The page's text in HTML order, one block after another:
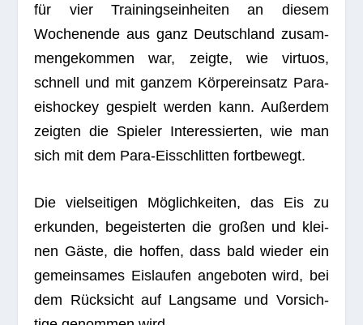
für vier Trai­nings­ein­hei­ten an die­sem
Wochen­ende aus ganz Deutsch­land zusam­
men­ge­kom­men war, zeigte, wie vir­tuos,
schnell und mit gan­zem Kör­per­ein­satz Para­
eis­ho­ckey gespielt wer­den kann. Außer­dem
zeig­ten die Spie­ler Inter­es­sier­ten, wie man
sich mit dem Para-Eis­schlit­ten fortbewegt.
Die viel­sei­ti­gen Mög­lich­kei­ten, das Eis zu
erkun­den, begeis­ter­ten die gro­ßen und klei­
nen Gäste, die hof­fen, dass bald wie­der ein
gemein­sa­mes Eis­lau­fen ange­bo­ten wird, bei
dem Rück­sicht auf Lang­same und Vor­sich­